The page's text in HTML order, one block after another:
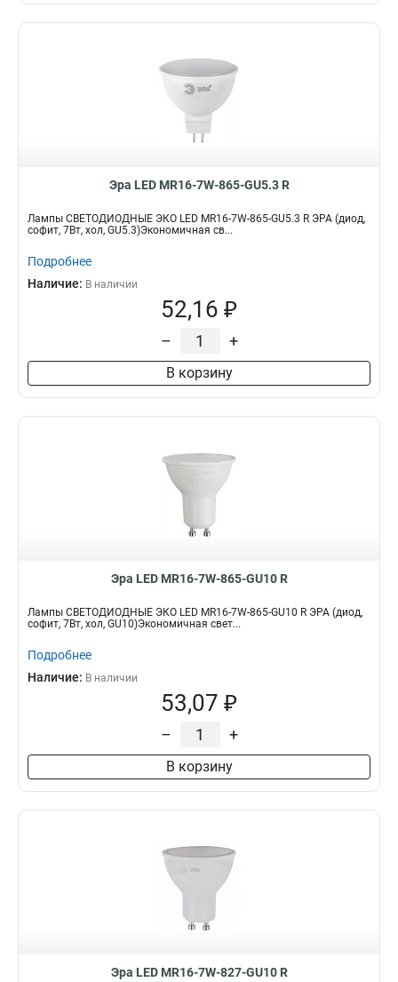
Эра LED MR16-7W-865-GU5.3 R
Лампы СВЕТОДИОДНЫЕ ЭКО LED MR16-7W-865-GU5.3 R ЭРА (диод,
софит, 7Вт, хол, GU5.3)Экономичная св...
Подробнее
Наличие: В наличии
52,16 ₽
– +
В корзину
Эра LED MR16-7W-865-GU10 R
Лампы СВЕТОДИОДНЫЕ ЭКО LED MR16-7W-865-GU10 R ЭРА (диод,
софит, 7Вт, хол, GU10)Экономичная свет...
Подробнее
Наличие: В наличии
53,07 ₽
– +
В корзину
Эра LED MR16-7W-827-GU10 R